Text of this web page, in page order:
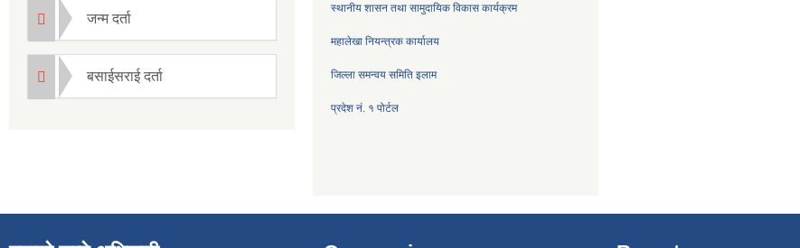
जन्म दर्ता
बसाईसराई दर्ता
स्थानीय शासन तथा सामुदायिक विकास कार्यक्रम
महालेखा नियन्त्रक कार्यालय
जिल्ला समन्वय समिति इलाम
प्रदेश नं. १ पोर्टल